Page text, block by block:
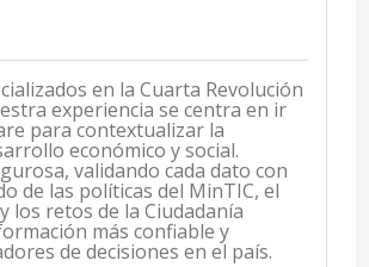
en la Cuarta Revolución
experiencia se centra en ir
para contextualizar la
económico y social.
validando cada dato con
de las políticas del MinTIC, el
los retos de la Ciudadanía
más confiable y
de decisiones en el país.